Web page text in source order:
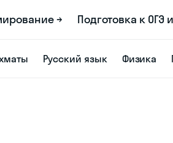
→ Подготовка к ОГЭ
Русский язык Физика